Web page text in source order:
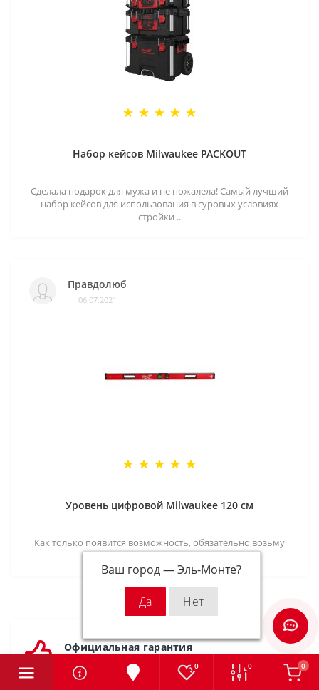
Ваш город —Эль-Монте?
0 0 0
Набор кейсов Milwaukee PACKOUT
Сделала подарок для мужа и не пожалела! Самый лучший
набор кейсов для использования в суровых условиях
стройки ..
Правдолюб
06.07.2021
Уровень цифровой Milwaukee 120 см
Как только появится возможность, обязательно возьму
такой...
Официальная гарантия
Весь товар сертифицирован